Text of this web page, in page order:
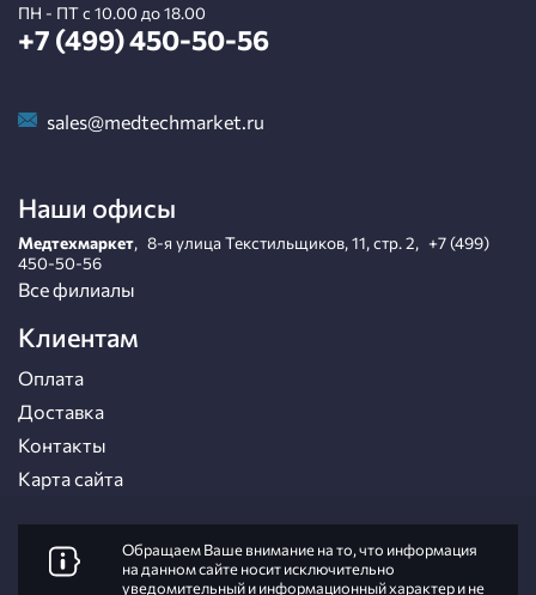
ПН - ПТ с 10.00 до 18.00
+7 (499) 450-50-56
sales@medtechmarket.ru
Наши офисы
Медтехмаркет, 8-я улица Текстильщиков, 11, стр. 2, +7 (499)
450-50-56
Все филиалы
Клиентам
Оплата
Доставка
Контакты
Карта сайта
Обращаем Ваше внимание на то, что информация
на данном сайте носит исключительно
уведомительный и информационный характер и не